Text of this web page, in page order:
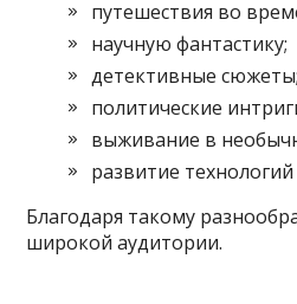
путешествия во
научную фантастику;
детективные сюжеты;
политические
выживание в
развитие
Благодаря такому
широкой аудитории.